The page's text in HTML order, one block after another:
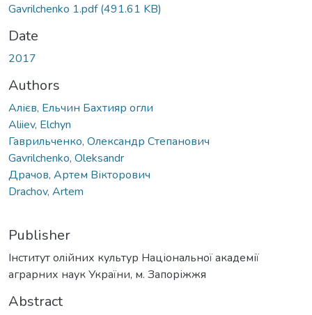
Gavrilchenko 1.pdf(491.61 KB)
Date
2017
Authors
Алієв, Ельчин Бахтияр огли
Aliiev, Elchyn
Гаврильченко, Олександр Степанович
Gavrilchenko, Oleksandr
Драчов, Артем Вікторович
Drachov, Artem
Publisher
Інститут олійних культур Національної академії
аграрних наук України, м. Запоріжжя
Abstract